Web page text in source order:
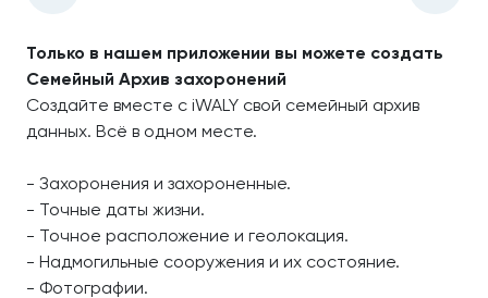
Только в нашем приложении вы можете создать
Семейный Архив захоронений
Создайте вместе с iWALY свой семейный архив
данных. Всё в одном месте.
- Захоронения и захороненные.
- Точные даты жизни.
- Точное расположение и геолокация.
- Надмогильные сооружения и их состояние.
- Фотографии.